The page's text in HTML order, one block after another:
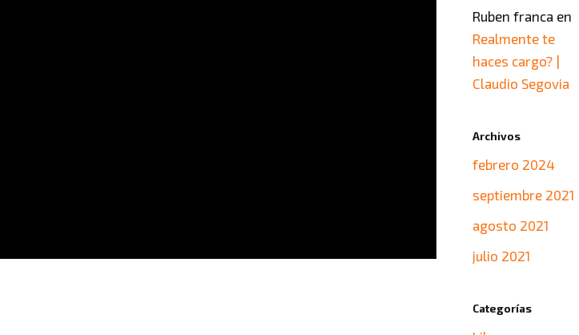
Ruben franca en
Realmente te
haces cargo? |
Claudio Segovia
Archivos
febrero 2024
septiembre 2021
agosto 2021
julio 2021
Categorías